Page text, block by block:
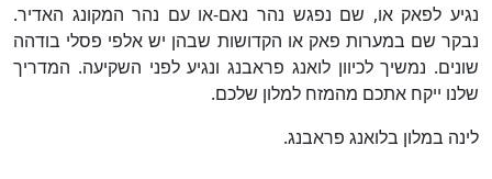
נגיע לפאק או, שם נפגש נהר נאם-או עם נהר המקונג האדיר.
נבקר שם במערות פאק או הקדושות שבהן יש אלפי פסלי בודהה
שונים. נמשיך לכיוון לואנג פראבנג ונגיע לפני השקיעה. המדריך
שלנו ייקח אתכם מהמזח למלון שלכם.
לינה במלון בלואנג פראבנג.